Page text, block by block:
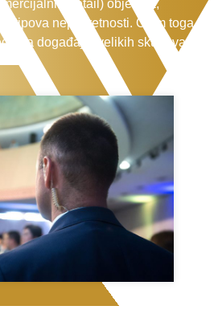
(retail) objekata,
tipova nepokretnosti. Osim toga
događaja, velikih skupova i